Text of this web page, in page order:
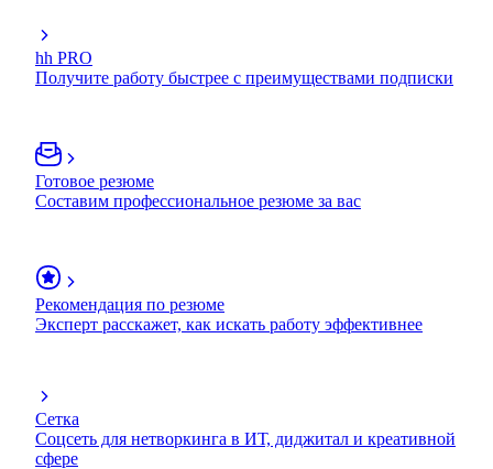
hh PRO
Получите работу быстрее с преимуществами подписки
Готовое резюме
Составим профессиональное резюме за вас
Рекомендация по резюме
Эксперт расскажет, как искать работу эффективнее
Сетка
Соцсеть для нетворкинга в ИТ, диджитал и креативной
сфере